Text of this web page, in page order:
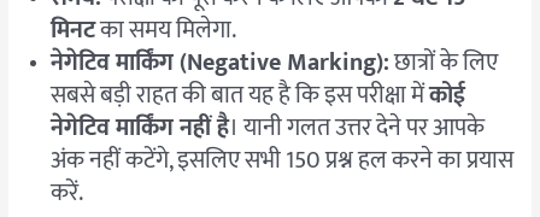
मिनटका समय मिलेगा.
नेगेटिव मार्किंग (Negative Marking):छात्रों के लिए
सबसे बड़ी राहत की बात यह है कि इस परीक्षा मेंकोई
नेगेटिव मार्किंग नहीं है। यानी गलत उत्तर देने पर आपके
अंक नहीं कटेंगे, इसलिए सभी 150 प्रश्न हल करने का प्रयास
करें.